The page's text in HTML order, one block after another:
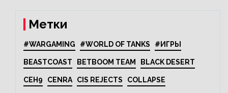
Метки
#WARGAMING #WORLD OF TANKS #ИГРЫ
BEASTCOAST BETBOOM TEAM BLACK DESERT
CEH9 CENRA CIS REJECTS COLLAPSE